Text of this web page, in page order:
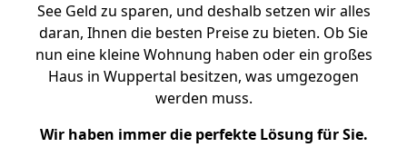
See Geld zu sparen, und deshalb setzen wir alles
daran, Ihnen die besten Preise zu bieten. Ob Sie
nun eine kleine Wohnung haben oder ein großes
Haus in Wuppertal besitzen, was umgezogen
werden muss.
Wir haben immer die perfekte Lösung für Sie.